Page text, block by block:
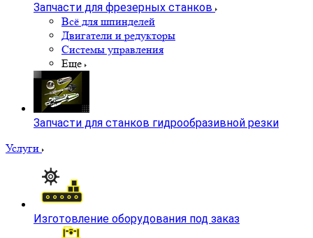
Запчасти для фрезерных станков
Всё для шпинделей
Двигатели и редукторы
Системы управления
Еще
Запчасти для станков гидрообразивной резки
Услуги
Изготовление оборудования под заказ